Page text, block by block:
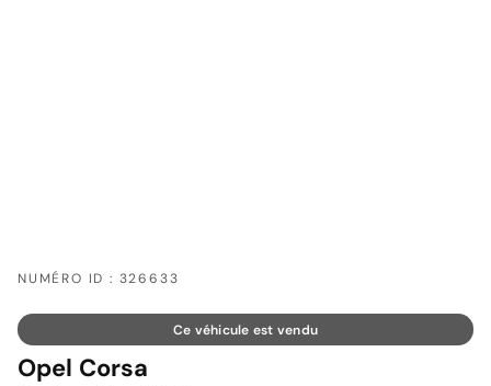
NUMÉRO ID : 326633
Ce véhicule est vendu
Opel Corsa